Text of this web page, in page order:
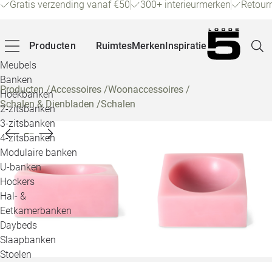
Gratis verzending vanaf €50 300+ interieurmerken
Producten
Meubels
Banken
Hoekbanken
2-zitsbanken
3-zitsbanken
4-zitsbanken
Modulaire banken
U-banken
Hockers
Hal- &
Eetkamerbanken
Daybeds
Slaapbanken
Stoelen
RuimtesMerkenInspiratie
Producten/Accessoires /Woonaccessoires /
Schalen & Dienbladen /Schalen